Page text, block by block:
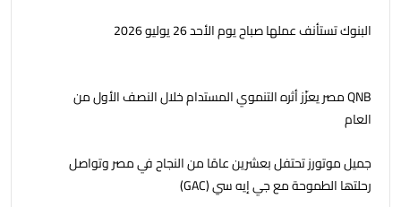
البنوك تستأنف عملها صباح يوم الأحد 26 يوليو 2026
QNB مصر يعزّز أثره التنموي المستدام خلال النصف الأول من
العام
جمیل موتورز تحتفل بعشرين عامًا من النجاح في مصر وتواصل
رحلتھا الطموحة مع جي إيه سي (GAC)